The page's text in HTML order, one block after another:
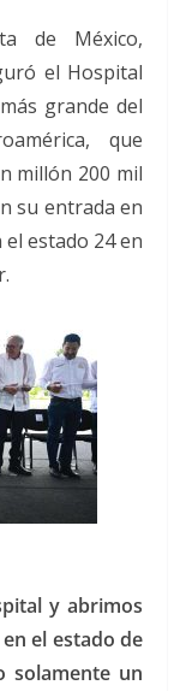
de México,
el Hospital
grande del
que
millón 200 mil
su entrada en
estado 24 en
y abrimos
el estado de
solamente un